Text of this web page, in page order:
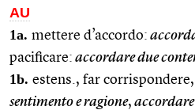
AU
1a. mettere d’accordo:
pacificare: accordare due
1b. estens., far
sentimento e ragione,